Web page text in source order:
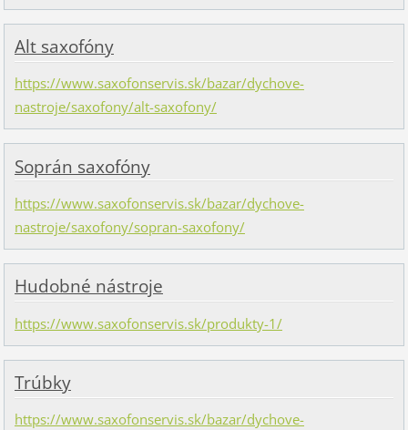
Alt saxofóny
https://www.saxofonservis.sk/bazar/dychove-
nastroje/saxofony/alt-saxofony/
Soprán saxofóny
https://www.saxofonservis.sk/bazar/dychove-
nastroje/saxofony/sopran-saxofony/
Hudobné nástroje
https://www.saxofonservis.sk/produkty-1/
Trúbky
https://www.saxofonservis.sk/bazar/dychove-